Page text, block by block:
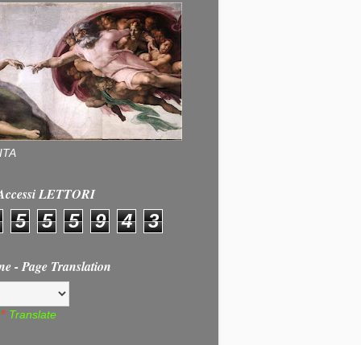
LETTORI
5 5 5 9 4 3
- Page Translation
Translate